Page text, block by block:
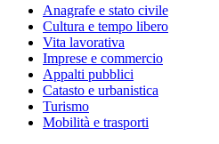
Anagrafe e stato civile
Cultura e tempo libero
Vita lavorativa
Imprese e commercio
Appalti pubblici
Catasto e urbanistica
Turismo
Mobilità e trasporti